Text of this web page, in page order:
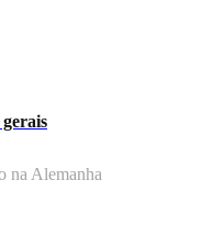
gerais